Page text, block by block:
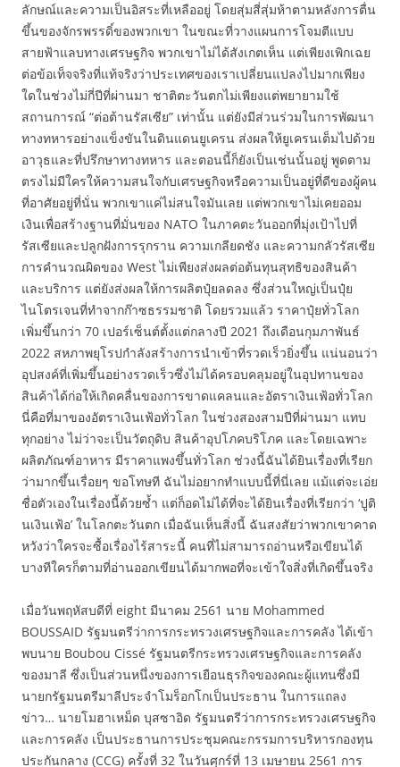
ลักษณ์และความเป็นอิสระที่เหลืออยู่ โดยสุ่มสี่สุ่มห้าตามหลังการตื่น
ขึ้นของจักรพรรดิ์ของพวกเขา ในขณะที่วางแผนการโจมตีแบบ
สายฟ้าแลบทางเศรษฐกิจ พวกเขาไม่ได้สังเกตเห็น แต่เพียงเพิกเฉย
ต่อข้อเท็จจริงที่แท้จริงว่าประเทศของเราเปลี่ยนแปลงไปมากเพียง
ใดในช่วงไม่กี่ปีที่ผ่านมา ชาติตะวันตกไม่เพียงแต่พยายามใช้
สถานการณ์ “ต่อต้านรัสเซีย” เท่านั้น แต่ยังมีส่วนร่วมในการพัฒนา
ทางทหารอย่างแข็งขันในดินแดนยูเครน ส่งผลให้ยูเครนเต็มไปด้วย
อาวุธและที่ปรึกษาทางทหาร และตอนนี้ก็ยังเป็นเช่นนั้นอยู่ พูดตาม
ตรงไม่มีใครให้ความสนใจกับเศรษฐกิจหรือความเป็นอยู่ที่ดีของผู้คน
ที่อาศัยอยู่ที่นั่น พวกเขาแค่ไม่สนใจมันเลย แต่พวกเขาไม่เคยออม
เงินเพื่อสร้างฐานที่มั่นของ NATO ในภาคตะวันออกที่มุ่งเป้าไปที่
รัสเซียและปลูกฝังการรุกราน ความเกลียดชัง และความกลัวรัสเซีย
การคำนวณผิดของ West ไม่เพียงส่งผลต่อต้นทุนสุทธิของสินค้า
และบริการ แต่ยังส่งผลให้การผลิตปุ๋ยลดลง ซึ่งส่วนใหญ่เป็นปุ๋ย
ไนโตรเจนที่ทำจากก๊าซธรรมชาติ โดยรวมแล้ว ราคาปุ๋ยทั่วโลก
เพิ่มขึ้นกว่า 70 เปอร์เซ็นต์ตั้งแต่กลางปี ​​2021 ถึงเดือนกุมภาพันธ์
2022 สหภาพยุโรปกำลังสร้างการนำเข้าที่รวดเร็วยิ่งขึ้น แน่นอนว่า
อุปสงค์ที่เพิ่มขึ้นอย่างรวดเร็วซึ่งไม่ได้ครอบคลุมอยู่ในอุปทานของ
สินค้าได้ก่อให้เกิดคลื่นของการขาดแคลนและอัตราเงินเฟ้อทั่วโลก
นี่คือที่มาของอัตราเงินเฟ้อทั่วโลก ในช่วงสองสามปีที่ผ่านมา แทบ
ทุกอย่าง ไม่ว่าจะเป็นวัตถุดิบ สินค้าอุปโภคบริโภค และโดยเฉพาะ
ผลิตภัณฑ์อาหาร มีราคาแพงขึ้นทั่วโลก ช่วงนี้ฉันได้ยินเรื่องที่เรียก
ว่ามากขึ้นเรื่อยๆ ขอโทษที ฉันไม่อยากทำแบบนี้ที่นี่เลย แม้แต่จะเอ่ย
ชื่อตัวเองในเรื่องนี้ด้วยซ้ำ แต่ก็อดไม่ได้ที่จะได้ยินเรื่องที่เรียกว่า ‘ปูติ
นเงินเฟ้อ’ ในโลกตะวันตก เมื่อฉันเห็นสิ่งนี้ ฉันสงสัยว่าพวกเขาคาด
หวังว่าใครจะซื้อเรื่องไร้สาระนี้ คนที่ไม่สามารถอ่านหรือเขียนได้
บางทีใครก็ตามที่อ่านออกเขียนได้มากพอที่จะเข้าใจสิ่งที่เกิดขึ้นจริง
เมื่อวันพฤหัสบดีที่ eight มีนาคม 2561 นาย Mohammed
BOUSSAID รัฐมนตรีว่าการกระทรวงเศรษฐกิจและการคลัง ได้เข้า
พบนาย Boubou Cissé รัฐมนตรีกระทรวงเศรษฐกิจและการคลัง
ของมาลี ซึ่งเป็นส่วนหนึ่งของการเยือนธุรกิจของคณะผู้แทนซึ่งมี
นายกรัฐมนตรีมาลีประจำโมร็อกโกเป็นประธาน ในการแถลง
ข่าว… นายโมฮาเหม็ด บุสซาอิด รัฐมนตรีว่าการกระทรวงเศรษฐกิจ
และการคลัง เป็นประธานการประชุมคณะกรรมการบริหารกองทุน
ประกันกลาง (CCG) ครั้งที่ 32 ในวันศุกร์ที่ 13 เมษายน 2561 การ